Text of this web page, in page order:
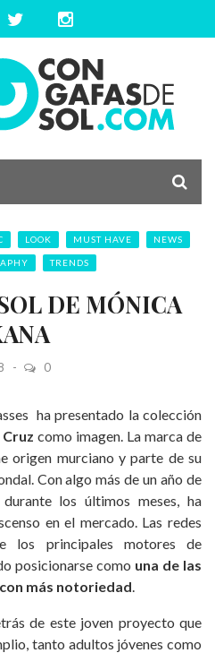
LOOK MUST HAVE NEWS
TRENDS
DE MÓNICA
0
ha presentado la colección
como imagen. La marca de
origen murciano y parte de su
Con algo más de un año de
los últimos meses, ha
en el mercado. Las redes
los principales motores de
posicionarse como una de las
más notoriedad.
de este joven proyecto que
tanto adultos jóvenes como